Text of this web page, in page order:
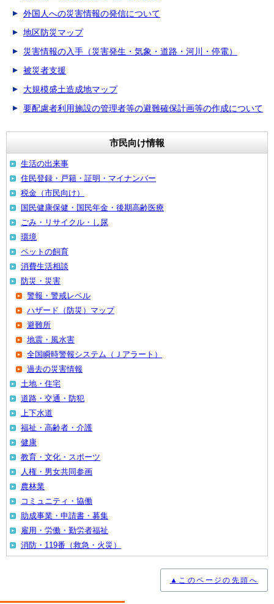
外国人への災害情報の発信について
地区防災マップ
災害情報の入手（災害発生・気象・道路・河川・停電）
被災者支援
大規模盛土造成地マップ
要配慮者利用施設の管理者等の避難確保計画等の作成について
市民向け情報
生活の出来事
住民登録・戸籍・証明・マイナンバー
税金（市民向け）
国民健康保健・国民年金・後期高齢医療
ごみ・リサイクル・し尿
環境
ペットの飼育
消費生活相談
防災・災害
警報・警戒レベル
ハザード（防災）マップ
避難所
地震・風水害
全国瞬時警報システム（Ｊアラート）
過去の災害情報
土地・住宅
道路・交通・防犯
上下水道
福祉・高齢者・介護
健康
教育・文化・スポーツ
人権・男女共同参画
農林業
コミュニティ・協働
助成事業・申請書・募集
雇用・労働・勤労者福祉
消防・119番（救急・火災）
▲このページの先頭へ